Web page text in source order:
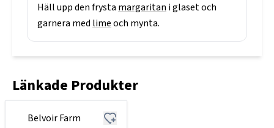
Hälluppdenfrysta margaritan iglasetoch
garnera med limeoch mynta.
Länkade Produkter
Belvoir Farm